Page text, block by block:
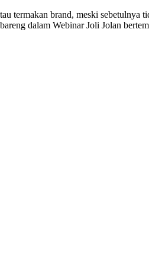
termakan brand, meski sebetulnya
dalam Webinar Joli Jolan